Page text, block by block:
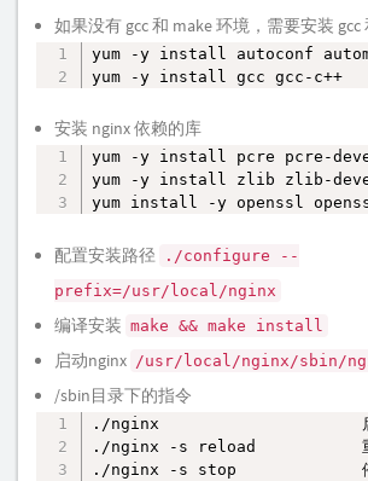
如果没有 gcc 和 make 环境，需要安装 gcc
yum -y install autoconf
yum -y install gcc gcc-
安装 nginx 依赖的库
yum -y install pcre pcre-
yum -y install zlib zlib-
yum install -y openssl
配置安装路径
./configure --
prefix=/usr/local/nginx
编译安装 make && make install
启动nginx /usr/local/nginx/sbin/
/sbin目录下的指令
./nginx                     启
./nginx -s reload
./nginx -s stop